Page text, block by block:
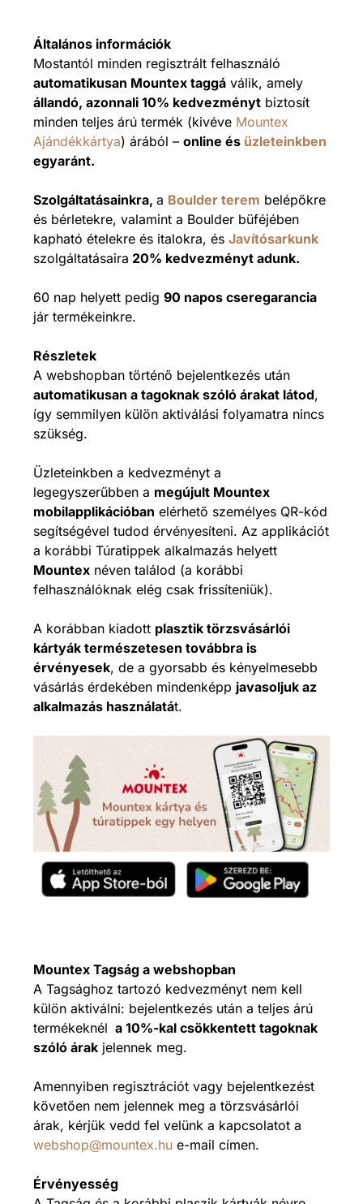
Általános információk
Mostantól minden regisztrált felhasználó
automatikusan Mountex taggá válik, amely
állandó, azonnali 10% kedvezményt biztosít
minden teljes árú termék (kivéve Mountex
Ajándékkártya) árából – online és üzleteinkben
egyaránt.
Szolgáltatásainkra, a Boulder terem belépőkre
és bérletekre, valamint a Boulder büféjében
kapható ételekre és italokra, és Javítósarkunk
szolgáltatásaira 20% kedvezményt adunk.
60 nap helyett pedig 90 napos cseregarancia
jár termékeinkre.
Részletek
A webshopban történő bejelentkezés után
automatikusan a tagoknak szóló árakat látod,
így semmilyen külön aktiválási folyamatra nincs
szükség.
Üzleteinkben a kedvezményt a
legegyszerűbben a megújult Mountex
mobilapplikációban elérhető személyes QR-kód
segítségével tudod érvényesíteni. Az applikációt
a korábbi Túratippek alkalmazás helyett
Mountex néven találod (a korábbi
felhasználóknak elég csak frissíteniük).
A korábban kiadott plasztik törzsvásárlói
kártyák természetesen továbbra is
érvényesek, de a gyorsabb és kényelmesebb
vásárlás érdekében mindenképp javasoljuk az
alkalmazás használatát.
Mountex Tagság a webshopban
A Tagsághoz tartozó kedvezményt nem kell
külön aktiválni: bejelentkezés után a teljes árú
termékeknél a 10%-kal csökkentett tagoknak
szóló árak jelennek meg.
Amennyiben regisztrációt vagy bejelentkezést
követően nem jelennek meg a törzsvásárlói
árak, kérjük vedd fel velünk a kapcsolatot a
webshop@mountex.hu e-mail címen.
Érvényesség